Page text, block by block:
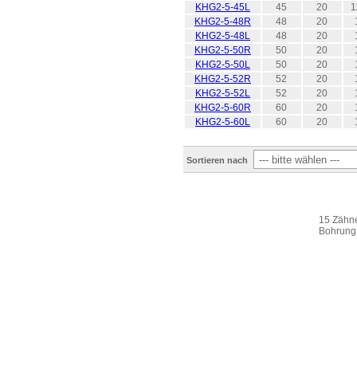
KHG2-5-45L
45 20
KHG2-5-48R
48 20
KHG2-5-48L
48 20
KHG2-5-50R
50 20
KHG2-5-50L
50 20
KHG2-5-52R
52 20
KHG2-5-52L
52 20
KHG2-5-60R
60 20
KHG2-5-60L
60 20
Sortieren nach
15